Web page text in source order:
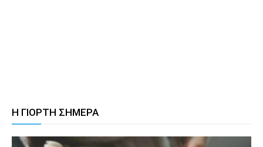
Η ΓΙΟΡΤΗ ΣΗΜΕΡΑ